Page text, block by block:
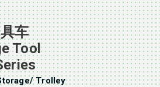
车
Tool
Trolley